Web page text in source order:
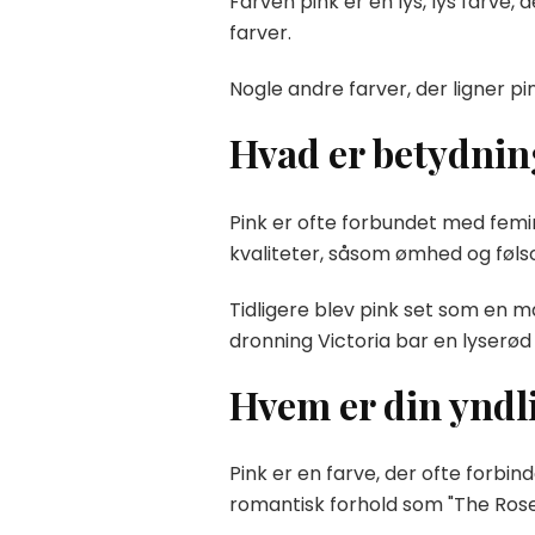
farver.
Nogle andre farver, der ligner
Hvad er
Pink er ofte forbundet med
kvaliteter, såsom ømhed og
Tidligere blev pink set som en
dronning Victoria bar en
Hvem er din
Pink er en farve, der ofte
romantisk forhold som "The